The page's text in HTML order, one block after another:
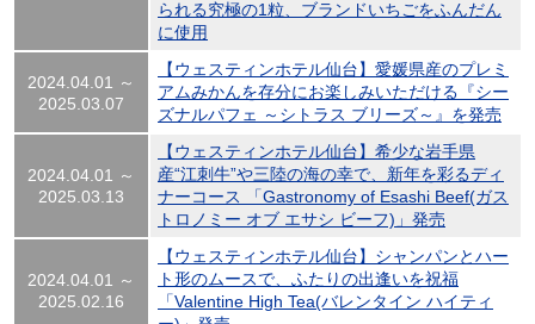
られる究極の1粒、ブランドいちごをふんだん
に使用
2024.04.01 ～
2025.03.07
【ウェスティンホテル仙台】愛媛県産のプレミ
アムみかんを存分にお楽しみいただける『シー
ズナルパフェ ～シトラス ブリーズ～』を発売
2024.04.01 ～
2025.03.13
【ウェスティンホテル仙台】希少な岩手県
産“江刺牛”や三陸の海の幸で、新年を彩るディ
ナーコース 「Gastronomy of Esashi Beef(ガス
トロノミー オブ エサシ ビーフ)」発売
2024.04.01 ～
2025.02.16
【ウェスティンホテル仙台】シャンパンとハー
ト形のムースで、ふたりの出逢いを祝福
「Valentine High Tea(バレンタイン ハイティ